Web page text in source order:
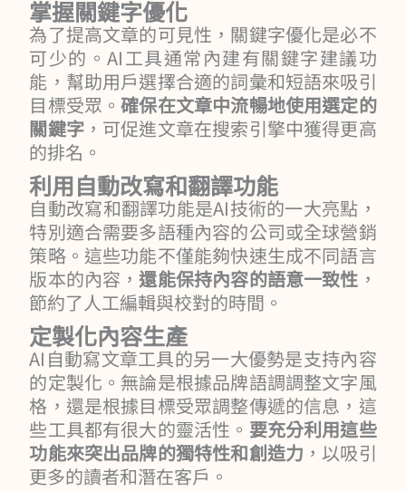
掌握關鍵字優化
為了提高文章的可見性，關鍵字優化是必不
可少的。AI工具通常內建有關鍵字建議功
能，幫助用戶選擇合適的詞彙和短語來吸引
目標受眾。確保在文章中流暢地使用選定的
關鍵字，可促進文章在搜索引擎中獲得更高
的排名。
利用自動改寫和翻譯功能
自動改寫和翻譯功能是AI技術的一大亮點，
特別適合需要多語種內容的公司或全球營銷
策略。這些功能不僅能夠快速生成不同語言
版本的內容，還能保持內容的語意一致性 ，
節約了人工編輯與校對的時間。
定製化內容生產
AI自動寫文章工具的另一大優勢是支持內容
的定製化。無論是根據品牌語調調整文字風
格，還是根據目標受眾調整傳遞的信息，這
些工具都有很大的靈活性。 要充分利用這些
功能來突出品牌的獨特性和創造力 ，以吸引
更多的讀者和潛在客戶。